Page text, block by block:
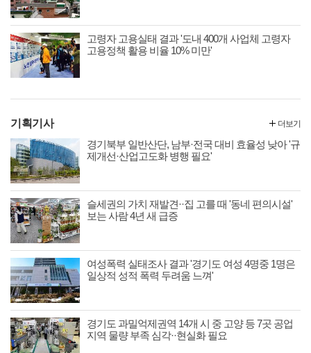
고령자 고용실태 결과 '도내 400개 사업체 고령자
고용정책 활용 비율 10% 미만'
기획기사
경기북부 일반산단, 남부·전국 대비 효율성 낮아 '규
제개선·산업고도화 병행 필요'
슬세권의 가치 재발견··집 고를 때 '동네 편의시설'
보는 사람 4년 새 급증
여성폭력 실태조사 결과 '경기도 여성 4명중 1명은
일상적 성적 폭력 두려움 느껴'
경기도 과밀억제권역 14개 시 중 고양 등 7곳 공업
지역 물량 부족 심각··현실화 필요
더보기